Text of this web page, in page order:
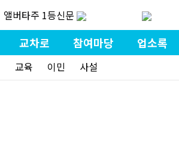
앨버타주 1등신문
교차로 참여마당 업소록
교육 이민 사설